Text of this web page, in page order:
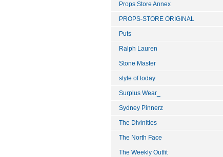
Props Store Annex
PROPS-STORE ORIGINAL
Puts
Ralph Lauren
Stone Master
style of today
Surplus Wear_
Sydney Pinnerz
The Divinities
The North Face
The Weekly Outfit